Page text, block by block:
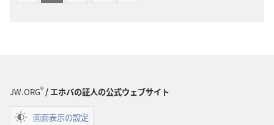
JW.ORG®/ エホバの証人の公式ウェブサイト
画面表示の設定